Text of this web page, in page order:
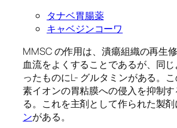
タナベ胃腸薬
キャベジンコーワ
MMSC の作用は、潰瘍組織の再生
血流をよくすることであるが、同
ったものにL- グルタミンがある。
素イオンの胃粘膜への侵入を抑制
る。これを主剤として作られた製
ンがある。